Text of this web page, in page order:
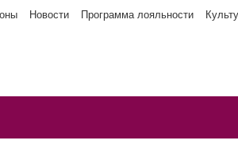
Новости Программа лояльности